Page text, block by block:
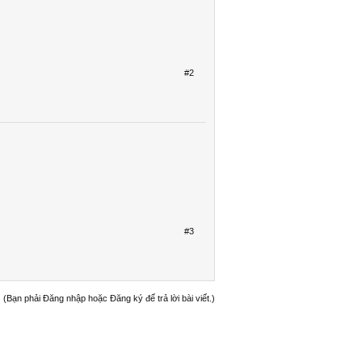
#2
#3
(Bạn phải Đăng nhập hoặc Đăng ký để trả lời bài viết.)